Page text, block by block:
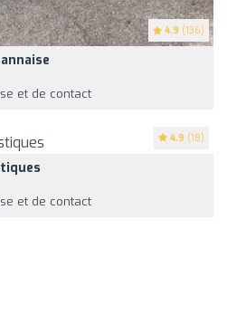
4.9 (136)
et de contact
4.9 (18)
et de contact